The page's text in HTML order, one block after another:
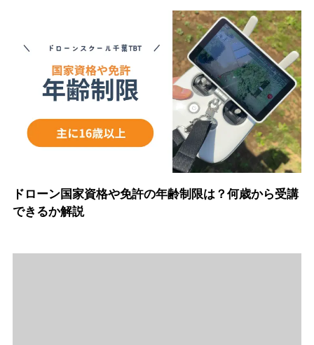
ドローン国家資格や免許の年齢制限は？何歳から受講
できるか解説